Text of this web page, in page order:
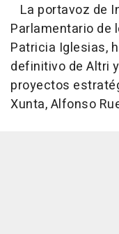
La portavoz de
Parlamentario de
Patricia Iglesias,
definitivo de Altri
proyectos
Xunta, Alfonso